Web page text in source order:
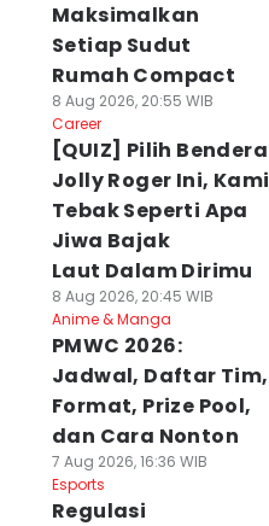
Maksimalkan
Setiap Sudut
Rumah Compact
8 Aug 2026, 20:55 WIB
Career
[QUIZ] Pilih Bendera
Jolly Roger Ini, Kami
Tebak Seperti Apa
Jiwa Bajak
Laut Dalam Dirimu
8 Aug 2026, 20:45 WIB
Anime & Manga
PMWC 2026:
Jadwal, Daftar Tim,
Format, Prize Pool,
dan Cara Nonton
7 Aug 2026, 16:36 WIB
Esports
Regulasi